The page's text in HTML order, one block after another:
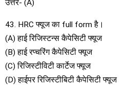
उत्तर- (A)
43. HRC फ्यूज का full form है।
(A) हाई रिजिस्टन्स कैपेसिटी फ्यूज
(B) हाई रप्चरिंग कैपेसिटी फ्यूज
(C) रिजिस्टीविटी कार्टेज फ्यूज
(D) हाईपर रिजिस्टीबिटी कैपेसिटी फ्यूज